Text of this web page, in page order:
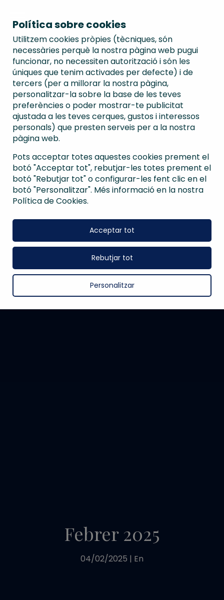
Febrer 2025
04/02/2025 | En
Política sobre cookies
Utilitzem cookies pròpies (tècniques, són
necessàries perquè la nostra pàgina web pugui
funcionar, no necessiten autorització i són les
úniques que tenim activades per defecte) i de
tercers (per a millorar la nostra pàgina,
personalitzar-la sobre la base de les teves
preferències o poder mostrar-te publicitat
ajustada a les teves cerques, gustos i interessos
personals) que presten serveis per a la nostra
pàgina web.
Pots acceptar totes aquestes cookies prement el
botó "Acceptar tot", rebutjar-les totes prement el
botó "Rebutjar tot" o configurar-les fent clic en el
botó "Personalitzar". Més informació en la nostra
Política de Cookies.
Personalitzar
Rebutjar tot
Acceptar tot